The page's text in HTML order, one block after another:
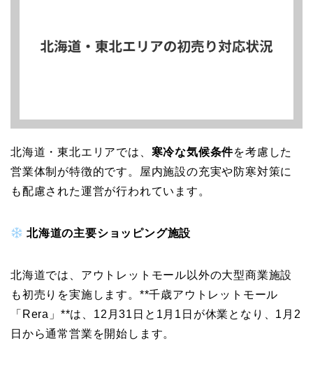
北海道・東北エリアでは、 寒冷な気候条件を考慮した
営業体制が特徴的です。屋内施設の充実や防寒対策に
も配慮された運営が行われています。
北海道の主要ショッピング施設
北海道では、アウトレットモール以外の大型商業施設
も初売りを実施します。**千歳アウトレットモール
「Rera」**は、12月31日と1月1日が休業となり、1月2
日から通常営業を開始します。